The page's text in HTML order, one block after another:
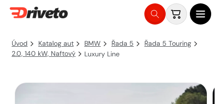
na
obsah
Košík
Úvod Katalog aut BMW Řada 5
Řada 5 Touring
2.0, 140 kW, Naftový
Luxury Line
informace